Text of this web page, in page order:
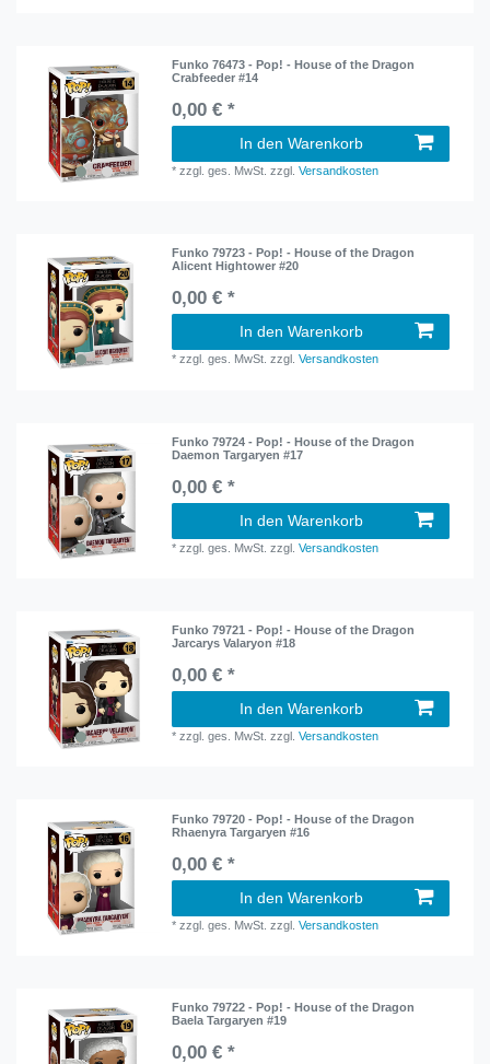
Funko 76473 - Pop! - House of the Dragon
Crabfeeder #14
0,00 € *
In den Warenkorb
*zzgl. ges. MwSt. zzgl.Versandkosten
Funko 79723 - Pop! - House of the Dragon
Alicent Hightower #20
0,00 € *
In den Warenkorb
*zzgl. ges. MwSt. zzgl.Versandkosten
Funko 79724 - Pop! - House of the Dragon
Daemon Targaryen #17
0,00 € *
In den Warenkorb
*zzgl. ges. MwSt. zzgl.Versandkosten
Funko 79721 - Pop! - House of the Dragon
Jarcarys Valaryon #18
0,00 € *
In den Warenkorb
*zzgl. ges. MwSt. zzgl.Versandkosten
Funko 79720 - Pop! - House of the Dragon
Rhaenyra Targaryen #16
0,00 € *
In den Warenkorb
*zzgl. ges. MwSt. zzgl.Versandkosten
Funko 79722 - Pop! - House of the Dragon
Baela Targaryen #19
0,00 € *